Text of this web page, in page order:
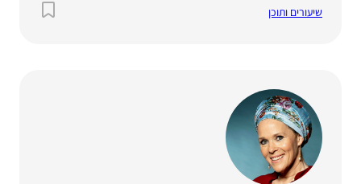
שיעורים ותוכן